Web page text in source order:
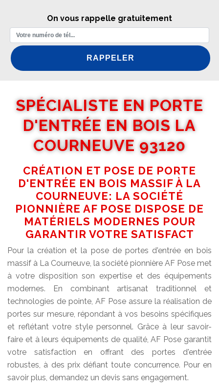
On vous rappelle gratuitement
SPÉCIALISTE EN PORTE
D'ENTRÉE EN BOIS LA
COURNEUVE 93120
CRÉATION ET POSE DE PORTE
D'ENTRÉE EN BOIS MASSIF À LA
COURNEUVE: LA SOCIÉTÉ
PIONNIÈRE AF POSE DISPOSE DE
MATÉRIELS MODERNES POUR
GARANTIR VOTRE SATISFACT
Pour la création et la pose de portes d'entrée en bois
massif à La Courneuve, la société pionnière AF Pose met
à votre disposition son expertise et des équipements
modernes. En combinant artisanat traditionnel et
technologies de pointe, AF Pose assure la réalisation de
portes sur mesure, répondant à vos besoins spécifiques
et reflétant votre style personnel. Grâce à leur savoir-
faire et à leurs équipements de qualité, AF Pose garantit
votre satisfaction en offrant des portes d'entrée
robustes, à des prix défiant toute concurrence. Pour en
savoir plus, demandez un devis sans engagement.